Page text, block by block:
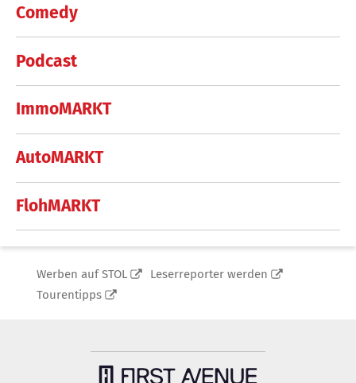
Comedy
Podcast
ImmoMARKT
AutoMARKT
FlohMARKT
Werben auf STOL
Leserreporter werden
Tourentipps